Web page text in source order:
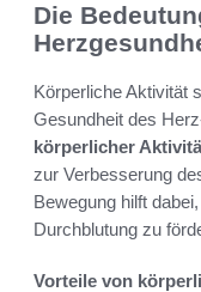
Die
Körperliche Aktivität
Gesundheit des
körperlicher
zur Verbesserung
Bewegung hilft
Durchblutung zu
Vorteile von